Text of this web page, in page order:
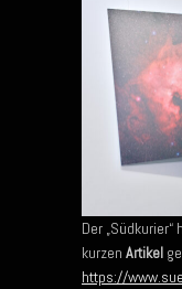
Der
kurzen Artikel
https://